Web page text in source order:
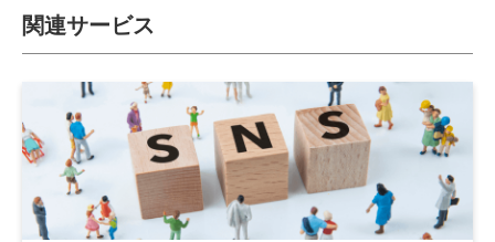
関連サービス